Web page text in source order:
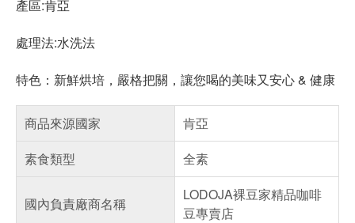
產區:肯亞
處理法:水洗法
特色：新鮮烘培，嚴格把關，讓您喝的美味又安心 & 健康
商品來源國家
肯亞
素食類型
全素
國內負責廠商名稱
LODOJA裸豆家精品咖啡
豆專賣店